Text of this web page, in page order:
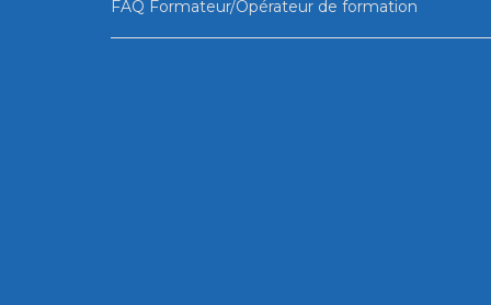
FAQ Formateur/Opérateur de formation